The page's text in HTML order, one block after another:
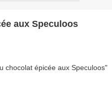
aux Speculoos